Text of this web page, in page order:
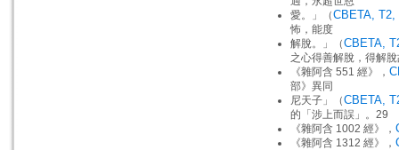
愛。」（CBETA, T2,
怖，能度
解脫。」（CBETA,
之心得善解脫，得解
《雜阿含 551 經》，
部》異同
尼天子」（CBETA,
的「涉上而誤」。29
《雜阿含 1002 經》，
《雜阿含 1312 經》，